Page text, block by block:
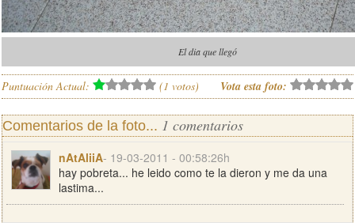
El dia que llegó
Puntuación Actual: (1 votos) Vota esta foto:
Comentarios de la foto... 1 comentarios
nAtAliiA- 19-03-2011 - 00:58:26h
hay pobreta... he leido como te la dieron y me da una
lastima...